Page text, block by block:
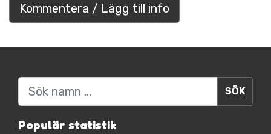
Kommentera / Lägg till info
Sök
Populär statistik